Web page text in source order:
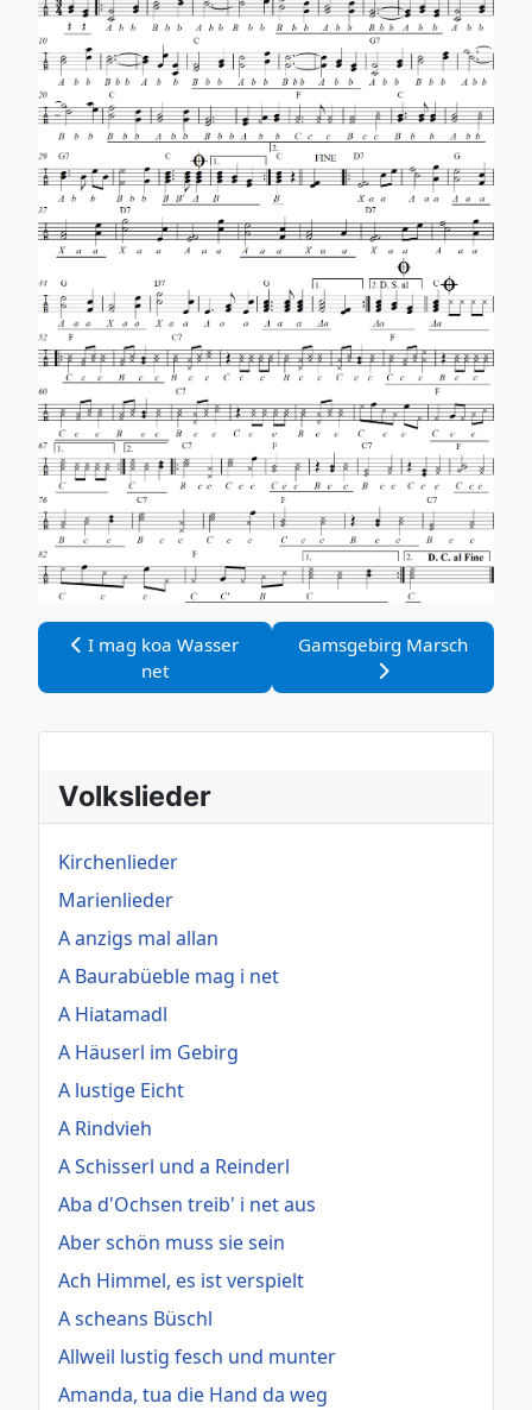
Vorheriger Beitrag: I mag koa Wasser net
I mag koa Wasser
net
Nächster Beitrag:
Gamsgebirg Marsch
Volkslieder
Kirchenlieder
Marienlieder
A anzigs mal allan
A Baurabüeble mag i net
A Hiatamadl
A Häuserl im Gebirg
A lustige Eicht
A Rindvieh
A Schisserl und a Reinderl
Aba d'Ochsen treib' i net aus
Aber schön muss sie sein
Ach Himmel, es ist verspielt
A scheans Büschl
Allweil lustig fesch und munter
Amanda, tua die Hand da weg